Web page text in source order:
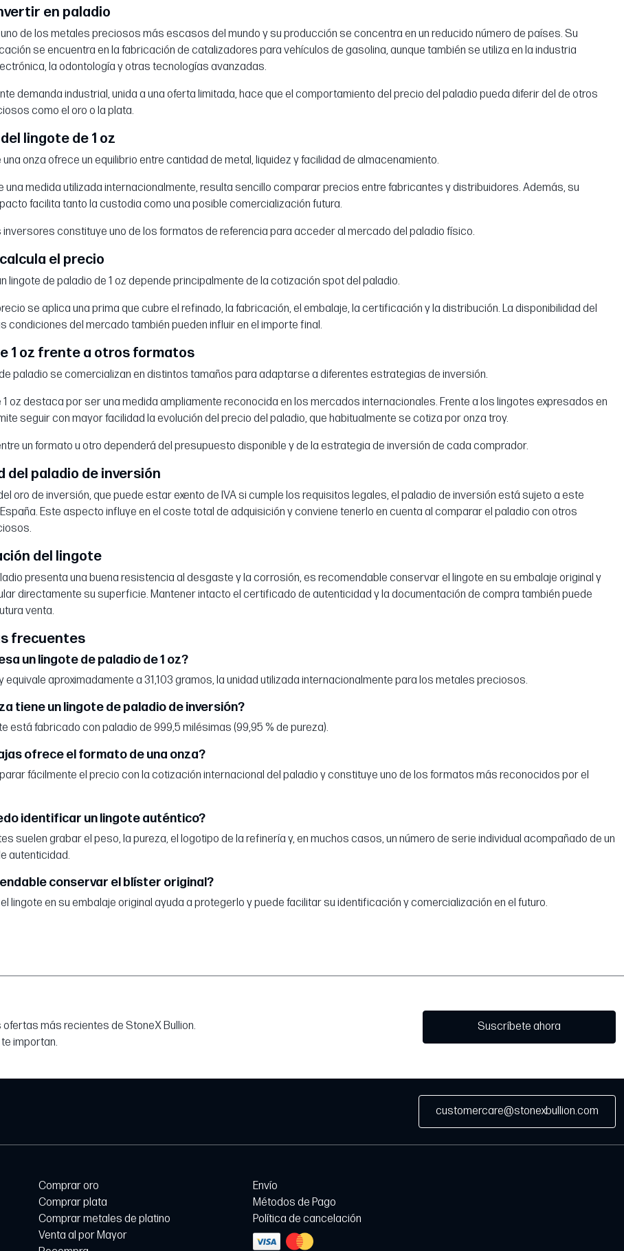
en paladio
de los metales preciosos más escasos del mundo y su producción se concentra en un reducido número de países. Su
se encuentra en la fabricación de catalizadores para vehículos de gasolina, aunque también se utiliza en la industria
la odontología y otras tecnologías avanzadas.
demanda industrial, unida a una oferta limitada, hace que el comportamiento del precio del paladio pueda diferir del de otros
como el oro o la plata.
lingote de 1 oz
una onza ofrece un equilibrio entre cantidad de metal, liquidez y facilidad de almacenamiento.
una medida utilizada internacionalmente, resulta sencillo comparar precios entre fabricantes y distribuidores. Además, su
facilita tanto la custodia como una posible comercialización futura.
inversores constituye uno de los formatos de referencia para acceder al mercado del paladio físico.
el precio
lingote de paladio de 1 oz depende principalmente de la cotización spot del paladio.
se aplica una prima que cubre el refinado, la fabricación, el embalaje, la certificación y la distribución. La disponibilidad del
condiciones del mercado también pueden influir en el importe final.
1 oz frente a otros formatos
paladio se comercializan en distintos tamaños para adaptarse a diferentes estrategias de inversión.
1 oz destaca por ser una medida ampliamente reconocida en los mercados internacionales. Frente a los lingotes expresados en
seguir con mayor facilidad la evolución del precio del paladio, que habitualmente se cotiza por onza troy.
un formato u otro dependerá del presupuesto disponible y de la estrategia de inversión de cada comprador.
del paladio de inversión
oro de inversión, que puede estar exento de IVA si cumple los requisitos legales, el paladio de inversión está sujeto a este
Este aspecto influye en el coste total de adquisición y conviene tenerlo en cuenta al comparar el paladio con otros
del lingote
presenta una buena resistencia al desgaste y la corrosión, es recomendable conservar el lingote en su embalaje original y
directamente su superficie. Mantener intacto el certificado de autenticidad y la documentación de compra también puede
venta.
frecuentes
un lingote de paladio de 1 oz?
equivale aproximadamente a 31,103 gramos, la unidad utilizada internacionalmente para los metales preciosos.
tiene un lingote de paladio de inversión?
está fabricado con paladio de 999,5 milésimas (99,95 % de pureza).
ofrece el formato de una onza?
fácilmente el precio con la cotización internacional del paladio y constituye uno de los formatos más reconocidos por el
identificar un lingote auténtico?
suelen grabar el peso, la pureza, el logotipo de la refinería y, en muchos casos, un número de serie individual acompañado de un
autenticidad.
conservar el blíster original?
lingote en su embalaje original ayuda a protegerlo y puede facilitar su identificación y comercialización en el futuro.
más recientes de StoneX Bullion.
importan.
Suscríbete ahora
customercare@stonexbullion.com
Comprar oro
Comprar plata
Comprar metales de platino
Venta al por Mayor
Envío
Métodos de Pago
Política de cancelación